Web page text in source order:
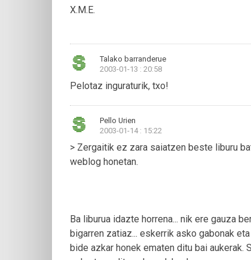
X.M.E.
Talako barranderue
2003-01-13 : 20:58
Pelotaz inguraturik, txo!
Pello Urien
2003-01-14 : 15:22
> Zergaitik ez zara saiatzen beste liburu
weblog honetan.
Ba liburua idazte horrena... nik ere gauza
bigarren zatiaz... eskerrik asko gabonak
bide azkar honek ematen ditu bai